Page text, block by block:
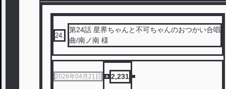
24.
第24話 星界ちゃんと不可ちゃんのおつかい合唱
曲/南ノ南 様
2026年04月21日 2,231